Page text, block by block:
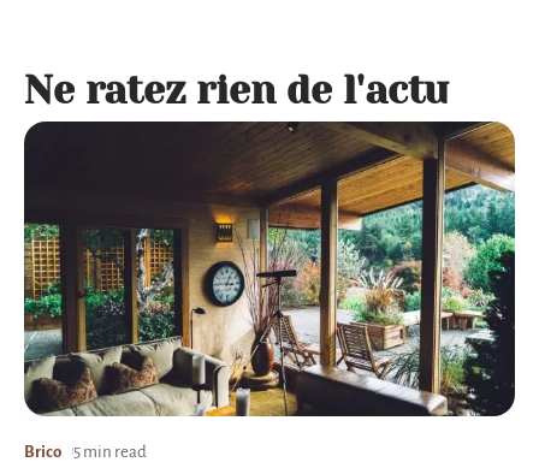
Ne ratez rien de l'actu
Brico 5 min read